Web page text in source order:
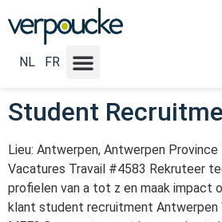
NL FR
Emploi Type :
d'emploi internes
Student
Lieu: Antwerpen, Antwerpen
Vacatures Travail #4583 Rekruteer
profielen van a tot z en maak impact
klant student recruitment Antwerpen